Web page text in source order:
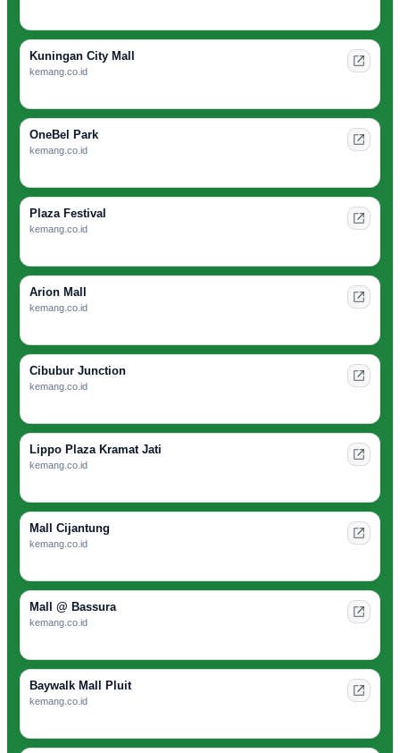
Kuningan City Mall
kemang.co.id
OneBel Park
kemang.co.id
Plaza Festival
kemang.co.id
Arion Mall
kemang.co.id
Cibubur Junction
kemang.co.id
Lippo Plaza Kramat Jati
kemang.co.id
Mall Cijantung
kemang.co.id
Mall @ Bassura
kemang.co.id
Baywalk Mall Pluit
kemang.co.id